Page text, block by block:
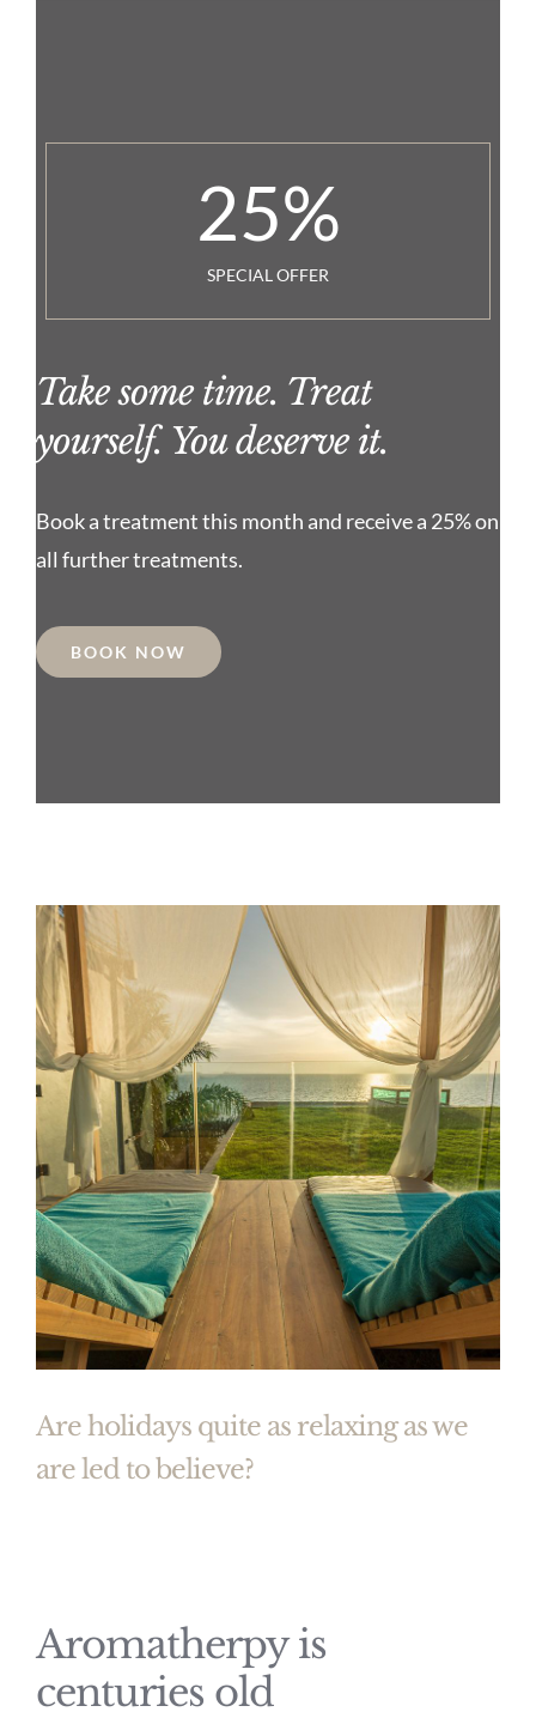
25%
SPECIAL OFFER
Take some time. Treat
yourself. You deserve it.
Book a treatment this month and receive a 25% on
all further treatments.
BOOK NOW
Are holidays quite as relaxing as we
are led to believe?
Aromatherpy is
centuries old